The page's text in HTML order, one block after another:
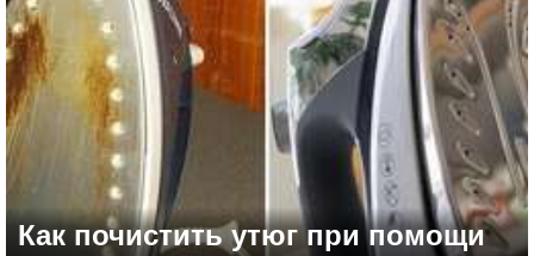
Как почистить утюг при помощи